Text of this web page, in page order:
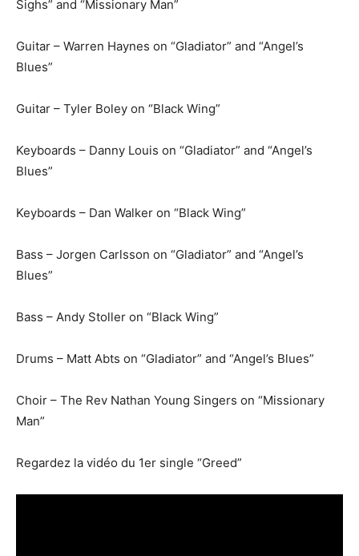
Sighs” and “Missionary Man”
Guitar – Warren Haynes on “Gladiator” and “Angel’s
Blues”
Guitar – Tyler Boley on “Black Wing”
Keyboards – Danny Louis on “Gladiator” and “Angel’s
Blues”
Keyboards – Dan Walker on “Black Wing”
Bass – Jorgen Carlsson on “Gladiator” and “Angel’s
Blues”
Bass – Andy Stoller on “Black Wing”
Drums – Matt Abts on “Gladiator” and “Angel’s Blues”
Choir – The Rev Nathan Young Singers on “Missionary
Man”
Regardez la vidéo du 1er single “Greed”